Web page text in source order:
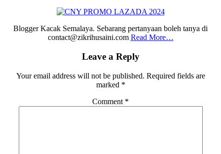
Blogger Kacak Semalaya. Sebarang pertanyaan boleh tanya di
contact@zikrihusaini.com Read More…
Leave a Reply
Your email address will not be published. Required fields are
marked *
Comment *